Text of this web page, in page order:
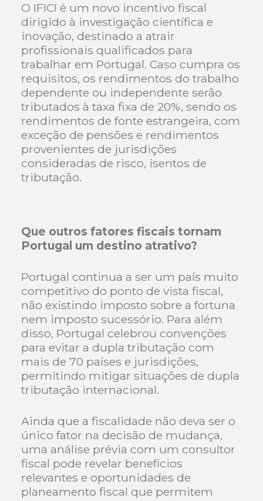
O IFICI é um novo incentivo fiscal
dirigido à investigação científica e
inovação, destinado a atrair
profissionais qualificados para
trabalhar em Portugal. Caso cumpra os
requisitos, os rendimentos do trabalho
dependente ou independente serão
tributados à taxa fixa de 20%, sendo os
rendimentos de fonte estrangeira, com
exceção de pensões e rendimentos
provenientes de jurisdições
consideradas de risco, isentos de
tributação.
Que outros fatores fiscais tornam
Portugal um destino atrativo?
Portugal continua a ser um país muito
competitivo do ponto de vista fiscal,
não existindo imposto sobre a fortuna
nem imposto sucessório. Para além
disso, Portugal celebrou convenções
para evitar a dupla tributação com
mais de 70 países e jurisdições,
permitindo mitigar situações de dupla
tributação internacional.
Ainda que a fiscalidade não deva ser o
único fator na decisão de mudança,
uma análise prévia com um consultor
fiscal pode revelar benefícios
relevantes e oportunidades de
planeamento fiscal que permitem